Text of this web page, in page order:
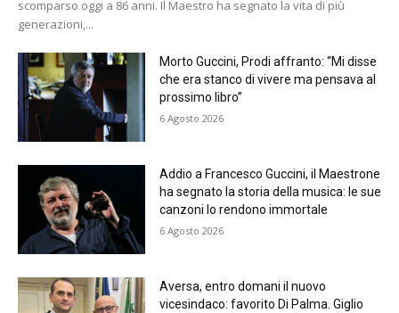
scomparso oggi a 86 anni. Il Maestro ha segnato la vita di più
generazioni,...
Morto Guccini, Prodi affranto: “Mi disse
che era stanco di vivere ma pensava al
prossimo libro”
6 Agosto 2026
Addio a Francesco Guccini, il Maestrone
ha segnato la storia della musica: le sue
canzoni lo rendono immortale
6 Agosto 2026
Aversa, entro domani il nuovo
vicesindaco: favorito Di Palma. Giglio